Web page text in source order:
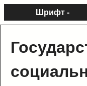
Шрифт -